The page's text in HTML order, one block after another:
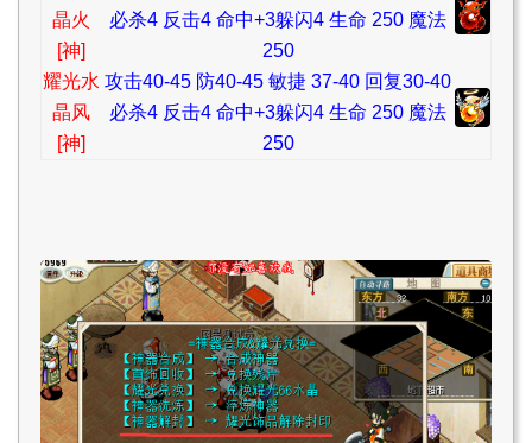
晶火
[神]
必杀4 反击4 命中+3躲闪4 生命 250 魔法
250
耀光水
晶风
[神]
攻击40-45 防40-45 敏捷 37-40 回复30-40
必杀4 反击4 命中+3躲闪4 生命 250 魔法
250